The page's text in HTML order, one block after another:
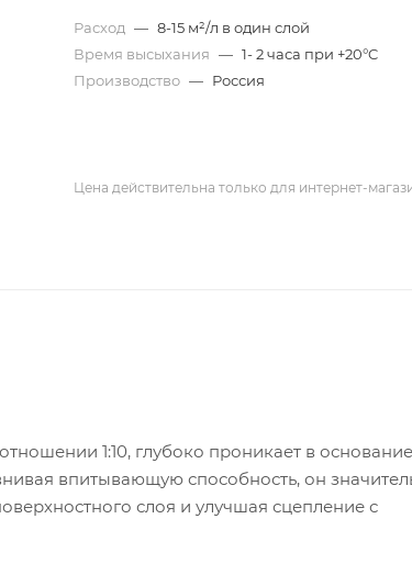
Расход — 8-15 м²/л в один слой
Время высыхания — 1- 2 часа при +20°C
Производство — Россия
Цена действительна только для интернет-
1:10, глубоко проникает в
впитывающую способность, он
слоя и улучшая сцепление с